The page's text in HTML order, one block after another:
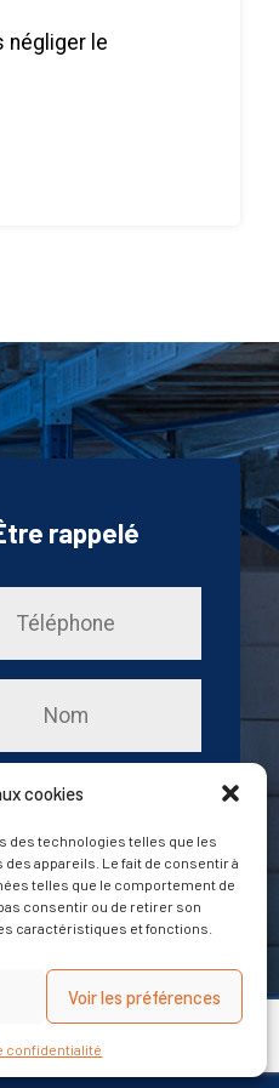
cookies
des technologies telles que les
appareils. Le fait de consentir à
telles que le comportement de
consentir ou de retirer son
caractéristiques et fonctions.
Voir les préférences
confidentialité
négliger le
rappelé
CGV Réalisé par MouvementCom